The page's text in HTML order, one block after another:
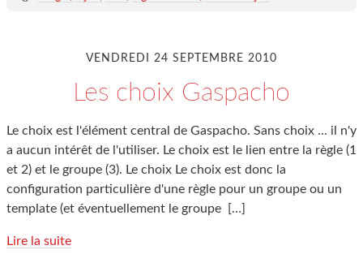
VENDREDI 24 SEPTEMBRE 2010
Les choix Gaspacho
Le choix est l'élément central de Gaspacho. Sans choix ... il n'y
a aucun intérêt de l'utiliser. Le choix est le lien entre la règle (1
et 2) et le groupe (3). Le choix Le choix est donc la
configuration particulière d'une règle pour un groupe ou un
template (et éventuellement le groupe
[…]
Lire la suite